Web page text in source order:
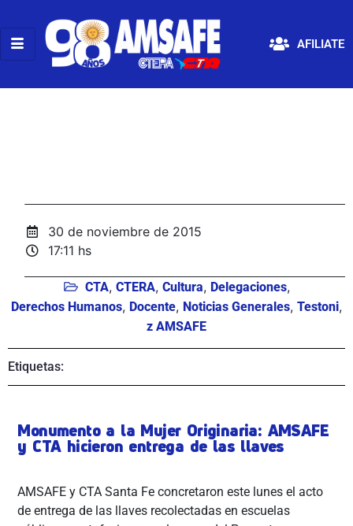
AFILIATE
30 de noviembre de 2015
17:11 hs
CTA, CTERA, Cultura, Delegaciones,
Derechos Humanos, Docente, Noticias Generales, Testoni,
z AMSAFE
Etiquetas:
Monumento a la Mujer Originaria: AMSAFE
y CTA hicieron entrega de las llaves
AMSAFE y CTA Santa Fe concretaron este lunes el acto
de entrega de las llaves recolectadas en escuelas